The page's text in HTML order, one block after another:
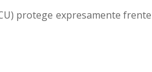
protege expresamente frente